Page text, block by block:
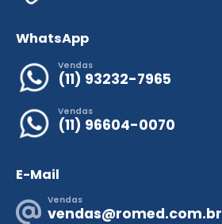
WhatsApp
Vendas
(11) 93232-7965
Vendas
(11) 96604-0070
E-Mail
Vendas
vendas@romed.com.br